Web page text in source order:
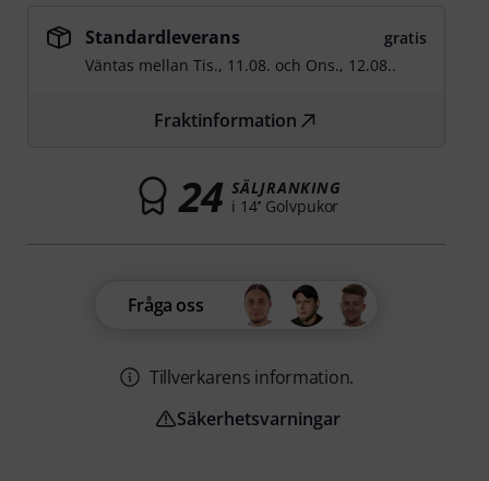
Standardleverans
gratis
Väntas mellanTis., 11.08. och Ons., 12.08..
Fraktinformation
24 SÄLJRANKING
i 14’’ Golvpukor
Fråga oss
Tillverkarens information.
Säkerhetsvarningar